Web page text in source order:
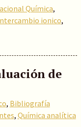
Química,
ionico,
de
, Bibliografía
, Química analítica